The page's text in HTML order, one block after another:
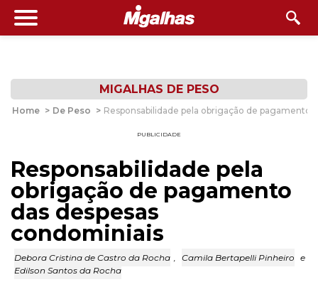
MIGALHAS DE PESO
Home > De Peso > Responsabilidade pela obrigação de pagamento
PUBLICIDADE
Responsabilidade pela
obrigação de pagamento
das despesas
condominiais
Debora Cristina de Castro da Rocha , Camila Bertapelli Pinheiro e
Edilson Santos da Rocha